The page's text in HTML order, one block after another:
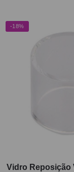
-18%
Vidro Reposição